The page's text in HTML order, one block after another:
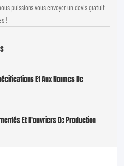
puissions vous envoyer un devis gratuit
!
Et Aux Normes De
Et D'ouvriers De Production